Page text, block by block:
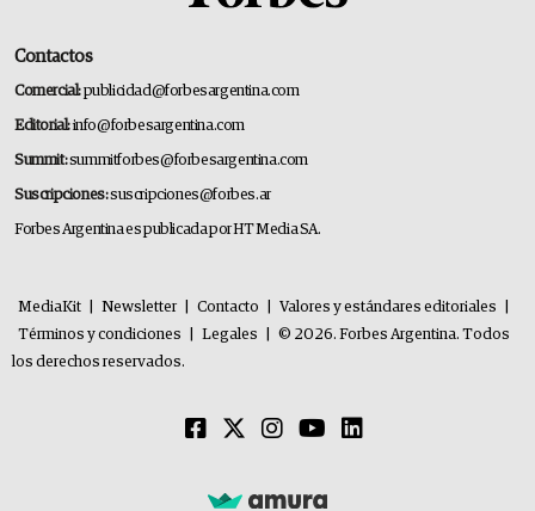
Contactos
Comercial:publicidad@forbesargentina.com
Editorial:info@forbesargentina.com
Summit:summitforbes@forbesargentina.com
Suscripciones:suscripciones@forbes.ar
Forbes Argentina es publicada por HT Media SA.
MediaKit Newsletter Contacto Valores y estándares editoriales
Términos y condiciones
Legales
© 2026. Forbes Argentina. Todos
los derechos reservados.